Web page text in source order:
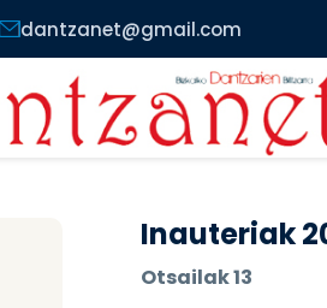
dantzanet@gmail.com
Inauteriak
Otsailak 13